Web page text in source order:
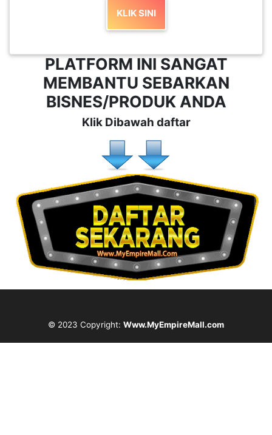
KLIK SINI
PLATFORM INI SANGAT
MEMBANTU SEBARKAN
BISNES/PRODUK ANDA
Klik Dibawah daftar
© 2023 Copyright: Www.MyEmpireMall.com